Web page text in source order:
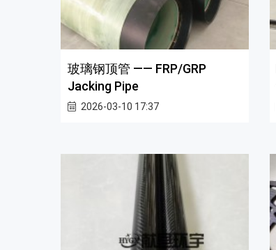
玻璃钢顶管 —— FRP/GRP
Jacking Pipe
2026-03-10 17:37